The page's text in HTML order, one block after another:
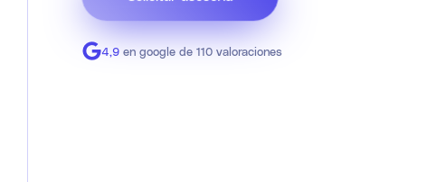
4,9 en google de 110 valoraciones